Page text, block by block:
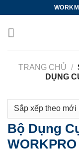
content
TRANG CHỦ /
DỤNG
Bộ Dụng
WORKPRO